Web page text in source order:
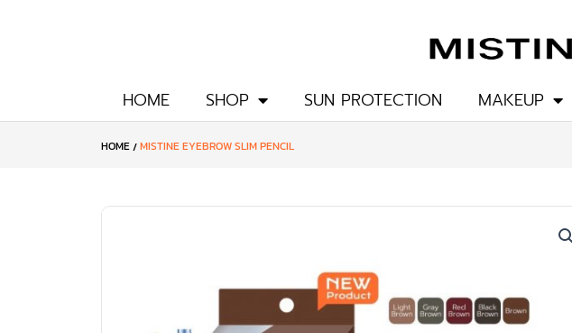
HOME SHOP SUN PROTECTION MAKEUP
HOME/MISTINE EYEBROW SLIM PENCIL